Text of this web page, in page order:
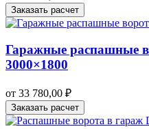
Заказать расчет
Гаражные распашные
3000×1800
от 33 780,00 ₽
Заказать расчет